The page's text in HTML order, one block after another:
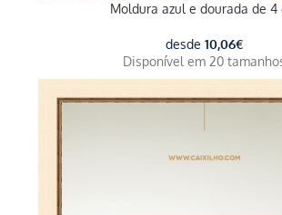
Moldura azul e dourada de 4
desde 10,06€
Disponível em 20